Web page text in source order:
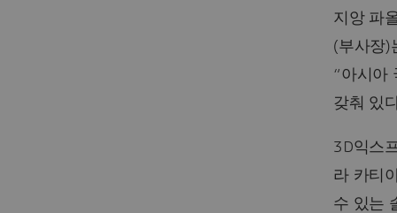
지앙 파
(부사장)
“아시아
갖춰 있
3D익스
라 카티
수 있는